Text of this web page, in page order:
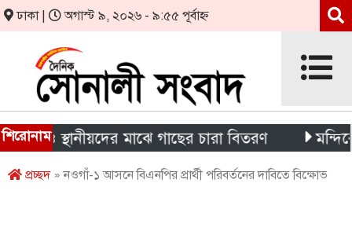
ঢাকা | অগাস্ট ৯, ২০২৬ - ৯:৫৫ পূর্বাহ্ন
শিরোনাম
ও স্থানীয়দের মাঝে গাছের চারা বিতরণ মন্দিরের
প্রচ্ছদ» নওগাঁ-১ আসনে বিএনপির প্রার্থী পরিবর্তনের দাবিতে বিক্ষোভ